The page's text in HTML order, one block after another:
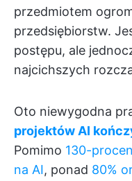
przedmiotem
przedsiębiorstw.
postępu, ale
najcichszych
Oto niewygodna
projektów AI
Pomimo 130-
na AI, ponad 80%